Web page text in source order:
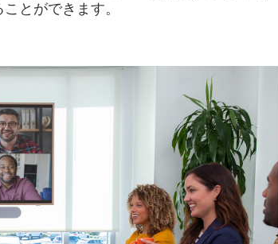
とができます。